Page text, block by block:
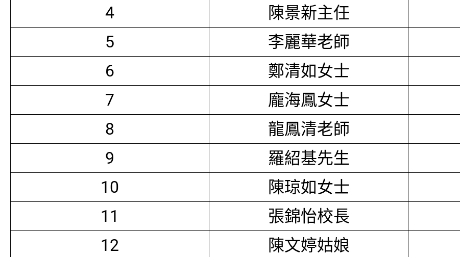
4
陳景新主任
5
李麗華老師
6
鄭清如女士
7
龐海鳳女士
8
龍鳳清老師
9
羅紹基先生
10
陳琼如女士
11
張錦怡校長
12
陳文婷姑娘